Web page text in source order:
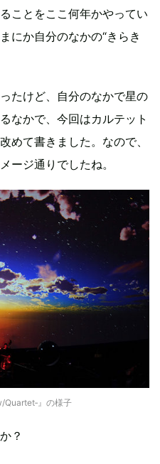
ことをここ何年かやってい
にか自分のなかの“きらき
たけど、自分のなかで星の
なかで、今回はカルテット
めて書きました。なので、
ージ通りでしたね。
Quartet‐』の様子
？